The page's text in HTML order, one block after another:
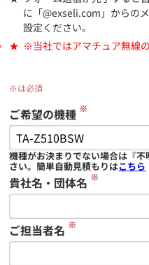
に「@exseli.com」からの
設定ください。
※当社ではアマチュア無線
※は必須
ご希望の機種 ※
機種がお決まりでない場合は『
さい。簡単自動見積もりはこちら
貴社名・団体名 ※
ご担当者名 ※